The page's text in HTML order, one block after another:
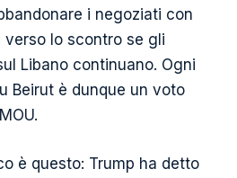
i negoziati con
verso lo scontro se gli
Libano continuano. Ogni
Beirut è dunque un voto
è questo: Trump ha detto